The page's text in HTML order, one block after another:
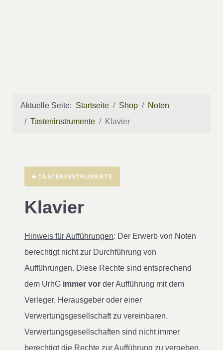
Aktuelle Seite: Startseite Shop
Noten
Tasteninstrumente
Klavier
TASTENINSTRUMENTE
Klavier
Hinweis für Aufführungen: Der Erwerb von Noten
berechtigt nicht zur Durchführung von
Aufführungen. Diese Rechte sind entsprechend
dem UrhG immer vor der Aufführung mit dem
Verleger, Herausgeber oder einer
Verwertungsgesellschaft zu vereinbaren.
Verwertungsgesellschaften sind nicht immer
berechtigt die Rechte zur Aufführung zu vergeben.